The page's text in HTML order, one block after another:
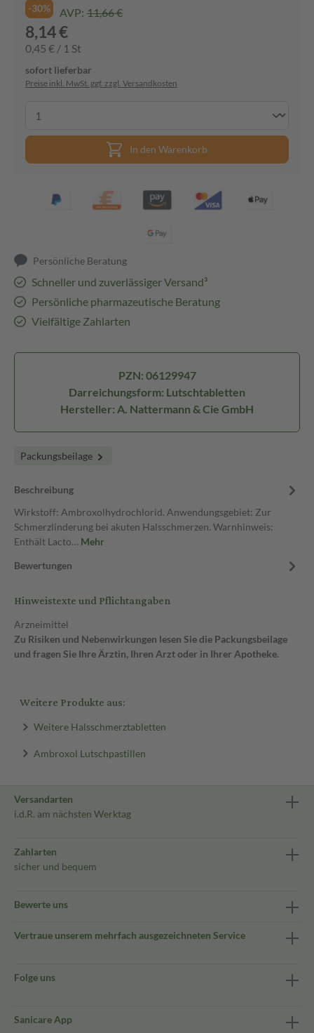
-30% AVP: 11,66 €
8,14 €
0,45 € / 1 St
sofort lieferbar
Preise inkl. MwSt. ggf. zzgl. Versandkosten
In den Warenkorb
Persönliche Beratung
Schneller und zuverlässiger Versand³
Persönliche pharmazeutische Beratung
Vielfältige Zahlarten
PZN: 06129947
Darreichungsform: Lutschtabletten
Hersteller: A. Nattermann & Cie GmbH
Packungsbeilage
Beschreibung
Wirkstoff: Ambroxolhydrochlorid. Anwendungsgebiet: Zur
Schmerzlinderung bei akuten Halsschmerzen. Warnhinweis:
Enthält Lacto… Mehr
Bewertungen
Hinweistexte und Pflichtangaben
Arzneimittel
Zu Risiken und Nebenwirkungen lesen Sie die Packungsbeilage
und fragen Sie Ihre Ärztin, Ihren Arzt oder in Ihrer Apotheke.
Weitere Produkte aus:
Weitere Halsschmerztabletten
Ambroxol Lutschpastillen
Versandarten
i.d.R. am nächsten Werktag
Zahlarten
sicher und bequem
Bewerte uns
Vertraue unserem mehrfach ausgezeichneten Service
Folge uns
Sanicare App